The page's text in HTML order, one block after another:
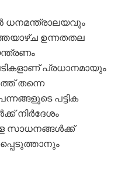
ധനമന്ത്രാലയവും
ഉന്നതതല
പ്രധാനമായും
തന്നെ
പട്ടിക
നിർദേശം
സാധനങ്ങൾക്ക്